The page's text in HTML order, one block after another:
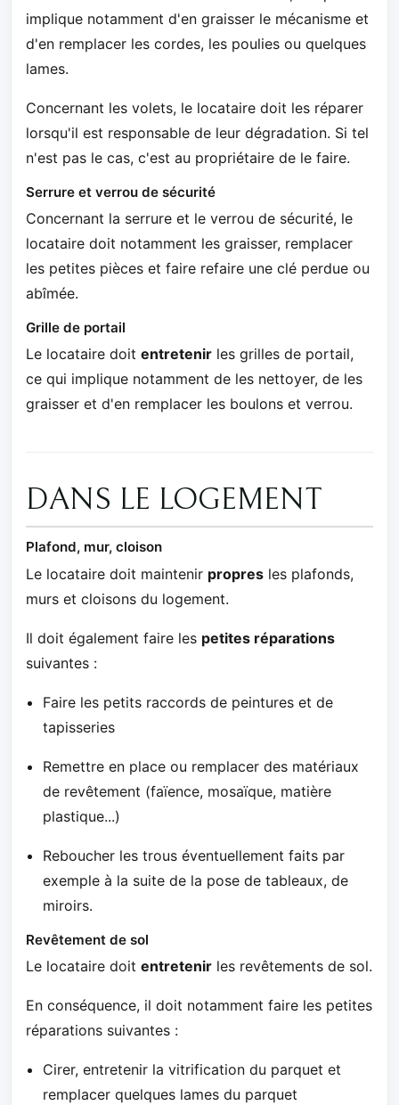
implique notamment d'en graisser le mécanisme et
d'en remplacer les cordes, les poulies ou quelques
lames.
Concernant les volets, le locataire doit les réparer
lorsqu'il est responsable de leur dégradation. Si tel
n'est pas le cas, c'est au propriétaire de le faire.
Serrure et verrou de sécurité
Concernant la serrure et le verrou de sécurité, le
locataire doit notamment les graisser, remplacer
les petites pièces et faire refaire une clé perdue ou
abîmée.
Grille de portail
Le locataire doit entretenir les grilles de portail,
ce qui implique notamment de les nettoyer, de les
graisser et d'en remplacer les boulons et verrou.
DANS LE LOGEMENT
Plafond, mur, cloison
Le locataire doit maintenir propres les plafonds,
murs et cloisons du logement.
Il doit également faire les petites réparations
suivantes :
Faire les petits raccords de peintures et de
tapisseries
Remettre en place ou remplacer des matériaux
de revêtement (faïence, mosaïque, matière
plastique...)
Reboucher les trous éventuellement faits par
exemple à la suite de la pose de tableaux, de
miroirs.
Revêtement de sol
Le locataire doit entretenir les revêtements de sol.
En conséquence, il doit notamment faire les petites
réparations suivantes :
Cirer, entretenir la vitrification du parquet et
remplacer quelques lames du parquet